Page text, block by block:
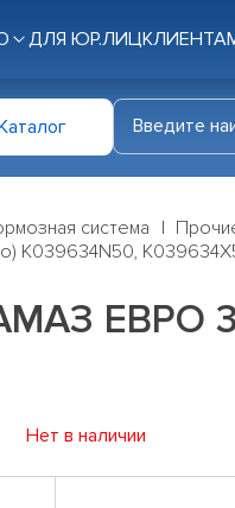
ДЛЯ ЮР.ЛИЦ
система
ЕВРО
Нет в наличии